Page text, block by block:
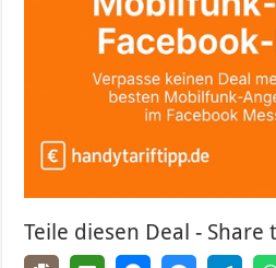
Teile diesen Deal - Share